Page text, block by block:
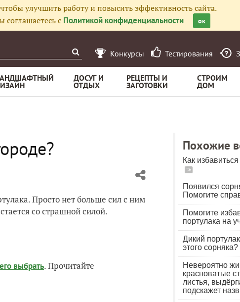
улучшить работу и повысить эффективность сайта.
соглашаетесь с Политикой конфиденциальности ок
Конкурсы Тестирования
ДОСУГ И
ОТДЫХ
РЕЦЕПТЫ И
ЗАГОТОВКИ
СТРОИМ
ДОМ
Просто нет больше сил с ним
со страшной силой.
выбрать. Прочитайте
Похожие
Как
26
Появился
Помогите
Помогите
портулака на
Дикий
этого сорняка?
Невероятно
красноватые
листья,
подскажет